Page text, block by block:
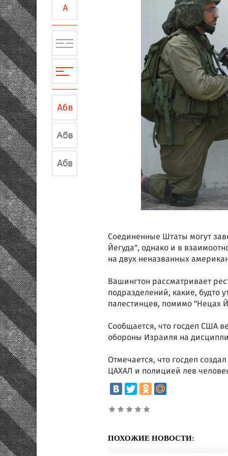
Соединенные Штаты могут
Йегуда", однако и в
на двух неназванных
Вашингтон рассматривает
подразделений, какие, будто
палестинцев, помимо "Нецах
Сообщается, что госдеп США
обороны Израиля на
Отмечается, что госдеп
ЦАХАЛ и полицией лев
ПОХОЖИЕ НОВОСТИ: